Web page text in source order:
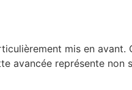
mis en
avancée représente non